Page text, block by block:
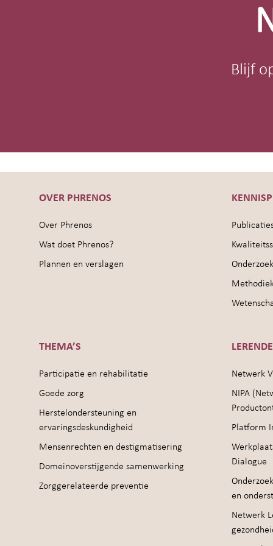
Blijf
OVER PHRENOS
Over Phrenos
Wat doet Phrenos?
Plannen en verslagen
THEMA’S
Participatie en rehabilitatie
Goede zorg
Herstelondersteuning en
ervaringsdeskundigheid
Mensenrechten en destigmatisering
Domeinoverstijgende samenwerking
Zorggerelateerde preventie
Netwerk
NIPA
Platform
Dialogue
en
Netwerk